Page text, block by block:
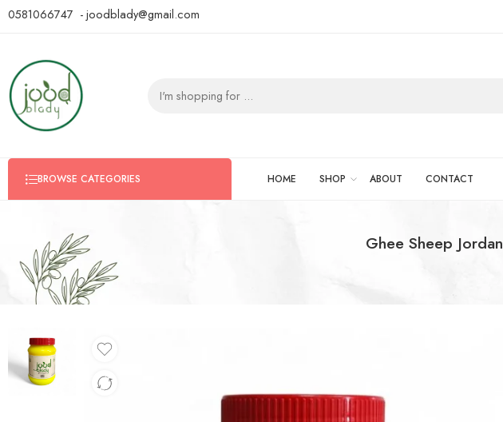
0581066747 - joodblady@gmail.com
BROWSE CATEGORIES HOME SHOP ABOUT CONTACT